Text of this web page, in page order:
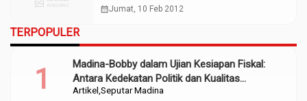
calendar_monthJumat, 10 Feb 2012
TERPOPULER
Artikel Seputar Madina
Madina-Bobby dalam Ujian Kesiapan Fiskal:
Antara Kedekatan Politik dan Kualitas
Perencanaan